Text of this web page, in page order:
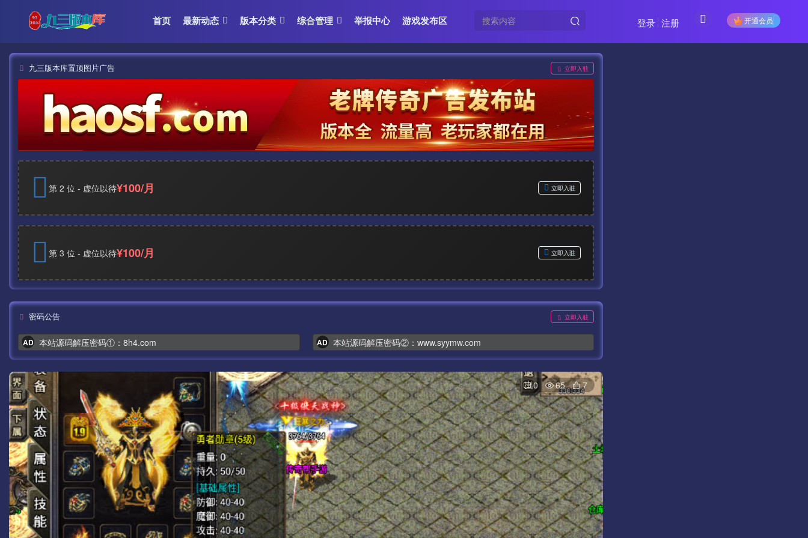
首页 最新动态 版本分类 综合管理 举报中心 游戏发布区 开通会员
登录 注册
九三版本库置顶图片广告 立即入驻
第 2 位 - 虚位以待¥100/月 立即入驻
第 3 位 - 虚位以待¥100/月 立即入驻
密码公告 立即入驻
AD 本站源码解压密码①：8h4.com AD 本站源码解压密码②：www.syymw.com
0 65 7